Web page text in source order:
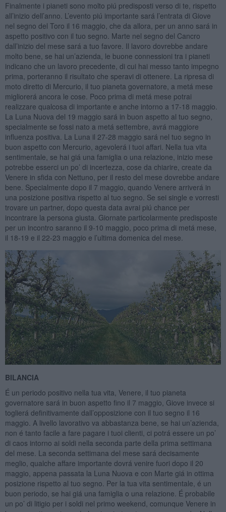
Finalmente i pianeti sono molto piú predisposti verso di te, rispetto
all’inizio dell’anno. L’evento piú importante sará l’entrata di Giove
nel segno del Toro il 16 maggio, che da allora, per un anno sará in
aspetto positivo con il tuo segno. Marte nel segno del Cancro
dall’inizio del mese sará a tuo favore. Il lavoro dovrebbe andare
molto bene, se hai un’azienda, le buone connessioni tra i pianeti
indicano che un lavoro precedente, di cui hai messo tanto impegno
prima, porteranno il risultato che speravi di ottenere. La ripresa di
moto diretto di Mercurio, il tuo pianeta governatore, a metá mese
migliorerá ancora le cose. Poco prima di metá mese potrai
realizzare qualcosa di importante e anche intorno a 17-18 maggio.
La Luna Nuova del 19 maggio sará in buon aspetto al tuo segno,
specialmente se fossi nato a metá settembre, avrá maggiore
influenza positiva. La Luna il 27-28 maggio sará nel tuo segno in
buon aspetto con Mercurio, agevolerá i tuoi affari. Nella tua vita
sentimentale, se hai giá una famiglia o una relazione, inizio mese
potrebbe esserci un po’ di incertezza, cose da chiarire, create da
Venere in sfida con Nettuno, per il resto del mese dovrebbe andare
bene. Specialmente dopo il 7 maggio, quando Venere arriverá in
una posizione positiva rispetto al tuo segno. Se sei single e vorresti
trovare un partner, dopo questa data avrai piú chance per
incontrare la persona giusta. Giornate particolarmente predisposte
per un incontro saranno il 9-10 maggio, poco prima di metá mese,
il 18-19 e il 22-23 maggio e l’ultima domenica del mese.
BILANCIA
É un periodo positivo nella tua vita, Venere, il tuo pianeta
governatore sará in buon aspetto fino il 7 maggio, Giove invece si
toglierá definitivamente dall’opposizione con il tuo segno il 16
maggio. A livello lavorativo va abbastanza bene, se hai un’azienda,
non é tanto facile a fare pagare i tuoi clienti, ci potrá essere un po’
di caos intorno ai soldi nella seconda parte della prima settimana
del mese. La seconda settimana del mese sará decisamente
meglio, qualche affare importante dovrá venire fuori dopo il 20
maggio, appena passata la Luna Nuova e con Marte giá in ottima
posizione rispetto al tuo segno. Per la tua vita sentimentale, é un
buon periodo, se hai giá una famiglia o una relazione. É probabile
un po’ di litigio per i soldi nel primo weekend, comunque Venere in